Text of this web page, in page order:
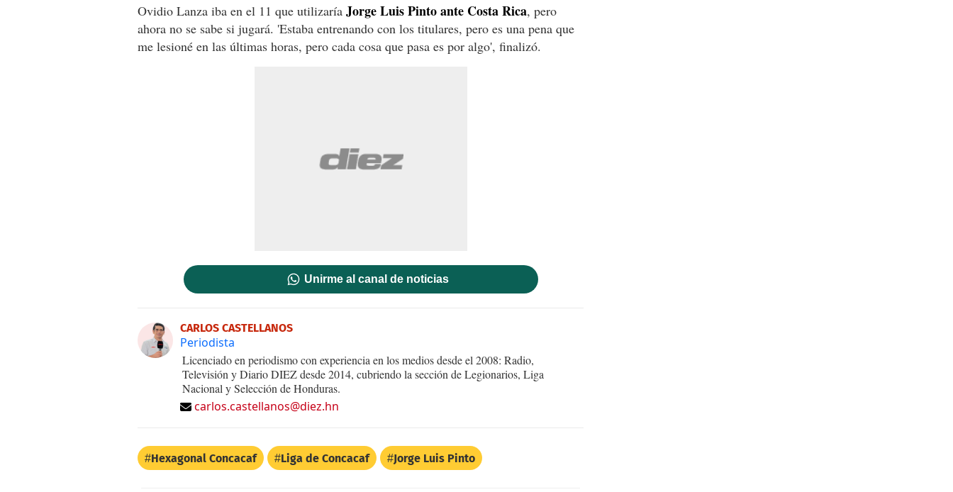
Ovidio Lanza iba en el 11 que utilizaría Jorge Luis Pinto ante Costa Rica, pero
ahora no se sabe si jugará. 'Estaba entrenando con los titulares, pero es una pena que
me lesioné en las últimas horas, pero cada cosa que pasa es por algo', finalizó.
Unirme al canal de noticias
CARLOS CASTELLANOS
Periodista
Licenciado en periodismo con experiencia en los medios desde el 2008: Radio,
Televisión y Diario DIEZ desde 2014, cubriendo la sección de Legionarios, Liga
Nacional y Selección de Honduras.
carlos.castellanos@diez.hn
Hexagonal Concacaf Liga de Concacaf Jorge Luis Pinto